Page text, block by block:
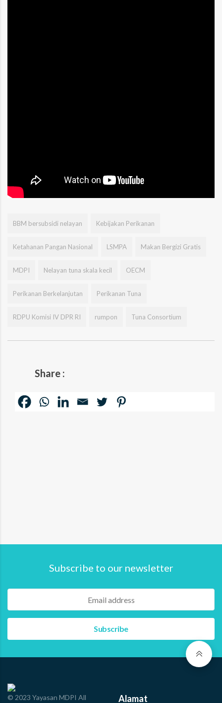
BBM bersubsidi nelayan Kebijakan Perikanan
Ketahanan Pangan Nasional LSMPA Makan Bergizi Gratis
MDPI Nelayan tuna skala kecil OECM
Perikanan Berkelanjutan Perikanan Tuna
RDPU Komisi IV DPR RI rumpon Tuna Consortium
Share :
Subscribe to our newsletter
© 2023 Yayasan MDPI All Alamat